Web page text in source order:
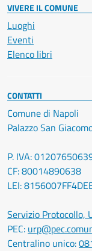
VIVERE IL COMUNE
Luoghi
Eventi
Elenco libri
CONTATTI
Comune di Napoli
Palazzo San
P. IVA:
CF: 80014890638
LEI:
Servizio Protocollo,
PEC:
Centralino unico: